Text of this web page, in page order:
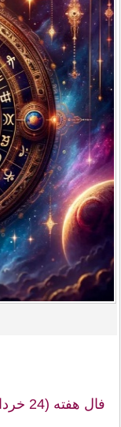
فال هفته (24 خرداد تا 30 خرداد 1404)